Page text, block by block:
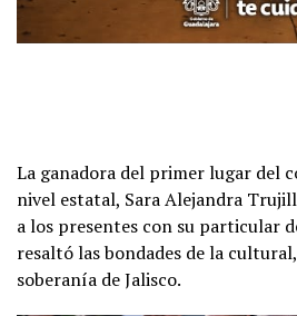
La ganadora del primer lugar del
nivel estatal, Sara Alejandra
a los presentes con su particular
resaltó las bondades de la
soberanía de Jalisco.